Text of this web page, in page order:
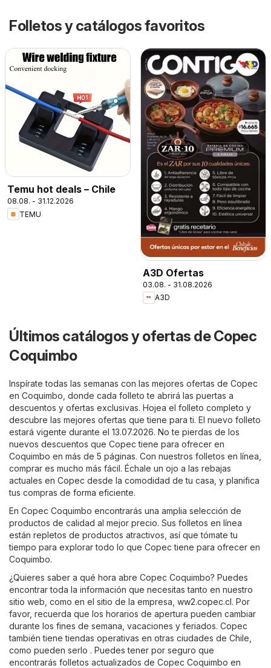
Folletos y catálogos favoritos
Temu hot deals – Chile
08.08. - 31.12.2026
TEMU
A3D Ofertas
03.08. - 31.08.2026
A3D
Últimos catálogos y ofertas de Copec
Coquimbo
Inspírate todas las semanas con las mejores ofertas de Copec
en Coquimbo, donde cada folleto te abrirá las puertas a
descuentos y ofertas exclusivas. Hojea el folleto completo y
descubre las mejores ofertas que tiene para ti. El nuevo folleto
estará vigente durante el 13.07.2026. No te pierdas de los
nuevos descuentos que Copec tiene para ofrecer en
Coquimbo en más de 5 páginas. Con nuestros folletos en línea,
comprar es mucho más fácil. Échale un ojo a las rebajas
actuales en Copec desde la comodidad de tu casa, y planifica
tus compras de forma eficiente.
En Copec Coquimbo encontrarás una amplia selección de
productos de calidad al mejor precio. Sus folletos en línea
están repletos de productos atractivos, así que tómate tu
tiempo para explorar todo lo que Copec tiene para ofrecer en
Coquimbo.
¿Quieres saber a qué hora abre Copec Coquimbo? Puedes
encontrar toda la información que necesitas tanto en nuestro
sitio web, como en el sitio de la empresa, ww2.copec.cl. Por
favor, recuerda que los horarios de apertura pueden cambiar
durante los fines de semana, vacaciones y feriados. Copec
también tiene tiendas operativas en otras ciudades de Chile,
como pueden serlo . Puedes tener por seguro que
encontrarás folletos actualizados de Copec Coquimbo en